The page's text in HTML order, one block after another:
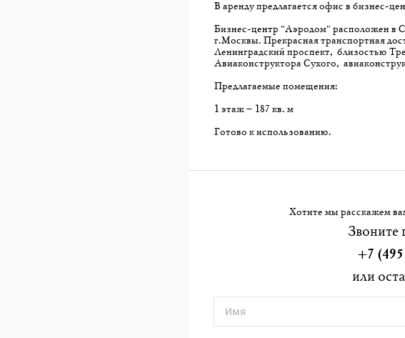
В аренду предлагается офис в бизнес-
Бизнес-центр "Аэродом" расположен в
г.Москвы. Прекрасная транспортная
Ленинградский проспект, близостью
Авиаконструктора Сухого,
Предлагаемые помещения:
1 этаж – 187 кв. м
Готово к использованию.
Хотите мы расскажем
Звоните
+7
или